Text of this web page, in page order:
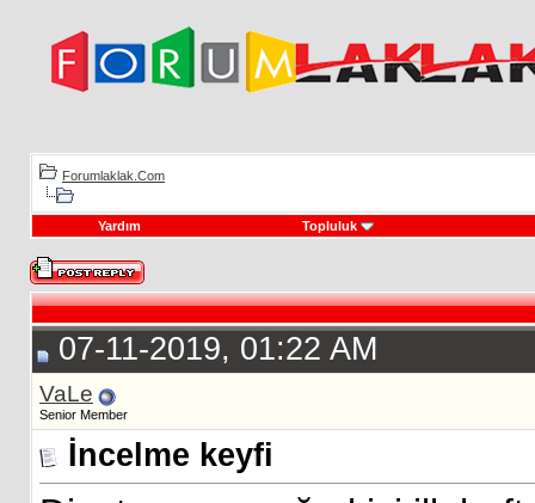
Forumlaklak.Com
Yardım Topluluk
07-11-2019, 01:22 AM
VaLe
Senior Member
İncelme keyfi